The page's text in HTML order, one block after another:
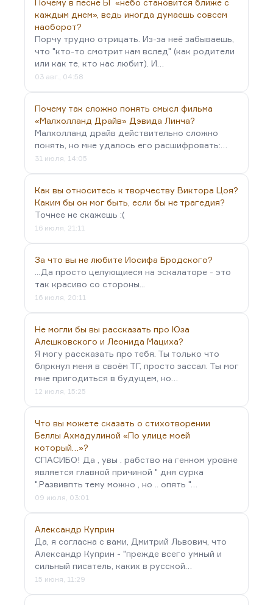
Почему в песне БГ «небо становится ближе с
каждым днем», ведь иногда думаешь совсем
наоборот?
Порчу трудно отрицать. Из-за неё забываешь,
что "кто-то смотрит нам вслед" (как родители
или как те, кто нас любит). И…
03 авг., 04:58
Почему так сложно понять смысл фильма
«Малхолланд Драйв» Дэвида Линча?
Малхолланд драйв действительно сложно
понять, но мне удалось его расшифровать:…
31 июля, 14:05
Как вы относитесь к творчеству Виктора Цоя?
Каким бы он мог быть, если бы не трагедия?
Точнее не скажешь :(
16 июля, 21:11
За что вы не любите Иосифа Бродского?
...Да просто целующиеся на эскалаторе - это
так красиво со стороны...
16 июля, 20:11
Не могли бы вы рассказать про Юза
Алешковского и Леонида Мациха?
Я могу рассказать про тебя. Ты только что
блркнул меня в своём ТГ, просто зассал. Ты мог
мне пригодиться в будущем, но…
12 июля, 15:25
Что вы можете сказать о стихотворении
Беллы Ахмадулиной «По улице моей
который…»?
СПАСИБО! Да , увы . рабство на генном уровне
является главной причиной " дня сурка
".Развивпть тему можно , но .. опять "…
09 июля, 03:01
Александр Куприн
Да, я согласна с вами, Дмитрий Львович, что
Александр Куприн - "прежде всего умный и
сильный писатель, каких в русской…
15 июня, 11:29